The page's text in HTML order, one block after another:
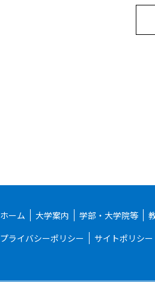
ホーム 大学案内 学部・大学院等
プライバシーポリシー
サイトポリシー